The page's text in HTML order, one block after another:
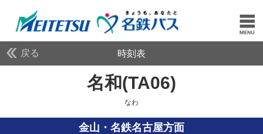
戻る 時刻表
名和(TA06)
なわ
金山・名鉄名古屋方面